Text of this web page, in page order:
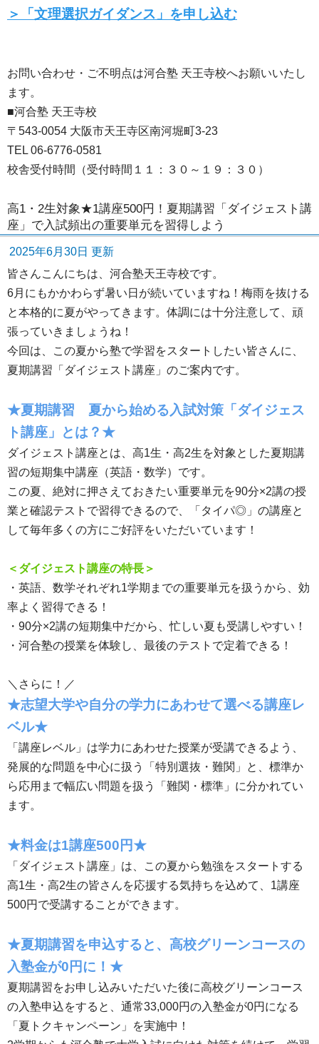
＞「文理選択ガイダンス」を申し込む
お問い合わせ・ご不明点は河合塾 天王寺校へお願いいたし
ます。
■河合塾 天王寺校
〒543-0054 大阪市天王寺区南河堀町3-23
TEL 06-6776-0581
校舎受付時間（受付時間１１：３０～１９：３０）
高1・2生対象★1講座500円！夏期講習「ダイジェスト講
座」で入試頻出の重要単元を習得しよう
2025年6月30日 更新
皆さんこんにちは、河合塾天王寺校です。
6月にもかかわらず暑い日が続いていますね！梅雨を抜ける
と本格的に夏がやってきます。体調には十分注意して、頑
張っていきましょうね！
今回は、この夏から塾で学習をスタートしたい皆さんに、
夏期講習「ダイジェスト講座」のご案内です。
★夏期講習 夏から始める入試対策「ダイジェス
ト講座」とは？★
ダイジェスト講座とは、高1生・高2生を対象とした夏期講
習の短期集中講座（英語・数学）です。
この夏、絶対に押さえておきたい重要単元を90分×2講の授
業と確認テストで習得できるので、「タイパ◎」の講座と
して毎年多くの方にご好評をいただいています！
＜ダイジェスト講座の特長＞
・英語、数学それぞれ1学期までの重要単元を扱うから、効
率よく習得できる！
・90分×2講の短期集中だから、忙しい夏も受講しやすい！
・河合塾の授業を体験し、最後のテストで定着できる！
＼さらに！／
★志望大学や自分の学力にあわせて選べる講座レ
ベル★
「講座レベル」は学力にあわせた授業が受講できるよう、
発展的な問題を中心に扱う「特別選抜・難関」と、標準か
ら応用まで幅広い問題を扱う「難関・標準」に分かれてい
ます。
★料金は1講座500円★
「ダイジェスト講座」は、この夏から勉強をスタートする
高1生・高2生の皆さんを応援する気持ちを込めて、1講座
500円で受講することができます。
★夏期講習を申込すると、高校グリーンコースの
入塾金が0円に！★
夏期講習をお申し込みいただいた後に高校グリーンコース
の入塾申込をすると、通常33,000円の入塾金が0円になる
「夏トクキャンペーン」を実施中！